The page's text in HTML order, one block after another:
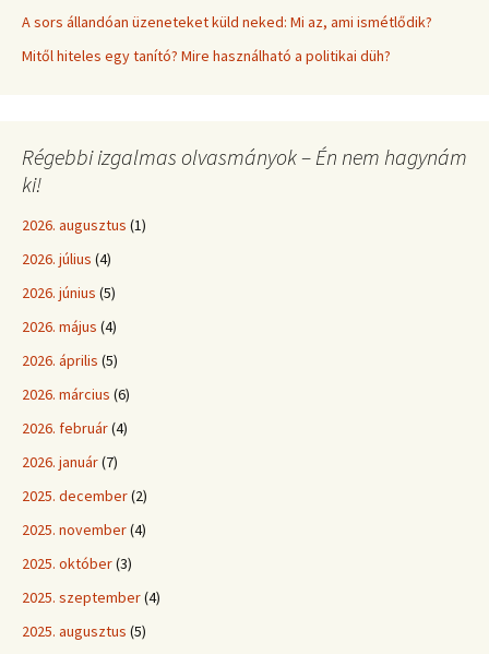
A sors állandóan üzeneteket küld neked: Mi az, ami ismétlődik?
Mitől hiteles egy tanító? Mire használható a politikai düh?
Régebbi izgalmas olvasmányok – Én nem hagynám
ki!
2026. augusztus (1)
2026. július (4)
2026. június (5)
2026. május (4)
2026. április (5)
2026. március (6)
2026. február(4)
2026. január(7)
2025. december(2)
2025. november(4)
2025. október(3)
2025. szeptember(4)
2025. augusztus (5)